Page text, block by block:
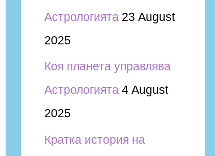
Астрологията 23 August
2025
Коя планета управлява
Астрологията 4 August
2025
Кратка история на